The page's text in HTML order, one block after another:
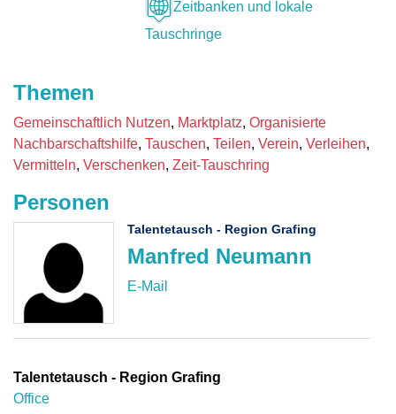
Zeitbanken und lokale
Tauschringe
Themen
Gemeinschaftlich Nutzen Marktplatz Organisierte
Nachbarschaftshilfe Tauschen Teilen Verein Verleihen
Vermitteln Verschenken Zeit-Tauschring
Personen
Manfred Neumann
Talentetausch - Region Grafing
Talentetausch - Region Grafing
Office